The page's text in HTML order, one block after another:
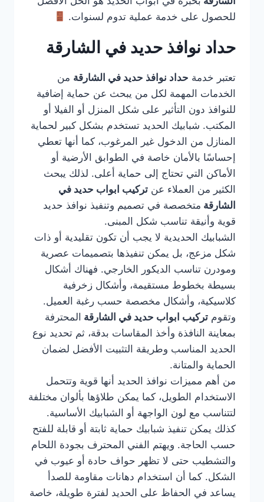
للحصول على خدمة عملية تدوم لسنوات.
حداد نوافذ حديد في الشارقة
تعتبر خدمة حداد نوافذ حديد في الشارقة من
الخدمات المهمة لكل من يبحث عن حماية إضافية
للنوافذ دون التأثير على شكل المنزل أو الفيلا أو
المكتب. شبابيك الحديد تستخدم بشكل كبير لحماية
المنازل من الدخول غير المرغوب، كما أنها تعطي
إحساسًا بالأمان خاصة في الطوابق الأرضية أو
الأماكن التي تحتاج إلى حماية أعلى. لذلك يبحث
الكثير من العملاء عن تركيب ابواب حديد في
الشارقة متخصصة في تصميم وتنفيذ نوافذ حديد
قوية وأنيقة تناسب شكل المبنى.
الشبابيك الحديدية لا يجب أن تكون تقليدية أو ذات
شكل مزعج، بل يمكن تنفيذها بتصميمات عصرية
ومودرن تناسب الديكور الخارجي. فهناك أشكال
بسيطة بخطوط مستقيمة، وأشكال زخرفية
كلاسيكية، وأشكال مخصصة حسب رغبة العميل.
وتقوم تركيب ابواب حديد في الشارقة المحترفة
بمعاينة النافذة وأخذ المقاسات بدقة، ثم تحديد نوع
الحديد المناسب وطريقة التثبيت الأفضل لضمان
الحماية والمتانة.
من أهم مميزات نوافذ الحديد أنها قوية وتتحمل
الاستخدام الطويل، كما يمكن طلاؤها بألوان مختلفة
لتتناسب مع لون الواجهة أو الشبابيك الأساسية.
كذلك يمكن تنفيذ شبابيك حماية ثابتة أو قابلة للفتح
حسب الحاجة. ويهتم الفني المحترف بجودة اللحام
والتشطيب حتى لا تظهر حواف حادة أو عيوب في
الشكل. كما أن استخدام دهانات مقاومة للصدأ
يساعد في الحفاظ على الحديد لفترة طويلة، خاصة